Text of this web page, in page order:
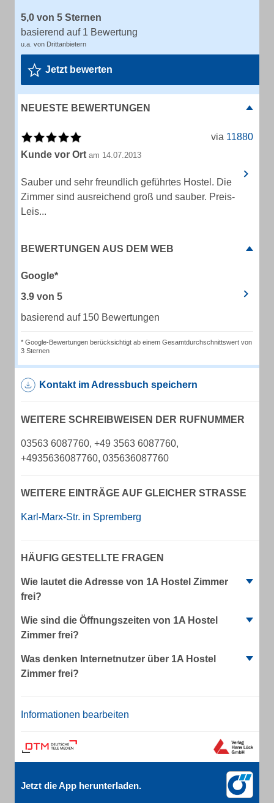
5,0 von 5 Sternen
basierend auf 1 Bewertung
u.a. von Drittanbietern
Jetzt bewerten
NEUESTE BEWERTUNGEN
via 11880
Kunde vor Ort am 14.07.2013
Sauber und sehr freundlich geführtes Hostel. Die
Zimmer sind ausreichend groß und sauber. Preis-
Leis...
BEWERTUNGEN AUS DEM WEB
Google*
3.9 von 5
basierend auf 150 Bewertungen
* Google-Bewertungen berücksichtigt ab einem Gesamtdurchschnittswert von
3 Sternen
Kontakt im Adressbuch speichern
WEITERE SCHREIBWEISEN DER RUFNUMMER
03563 6087760, +49 3563 6087760,
+4935636087760, 035636087760
WEITERE EINTRÄGE AUF GLEICHER STRASSE
Karl-Marx-Str. in Spremberg
HÄUFIG GESTELLTE FRAGEN
Wie lautet die Adresse von 1A Hostel Zimmer
frei?
Wie sind die Öffnungszeiten von 1A Hostel
Zimmer frei?
Was denken Internetnutzer über 1A Hostel
Zimmer frei?
Informationen bearbeiten
Jetzt die App herunterladen.